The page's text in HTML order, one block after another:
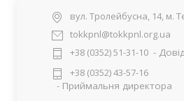
вул. Тролейбусна, 14, м.
tokkpnl@tokkpnl.org.ua
+38 (0352) 51-31-10 -
+38 (0352) 43-57-16
- Приймальня директора